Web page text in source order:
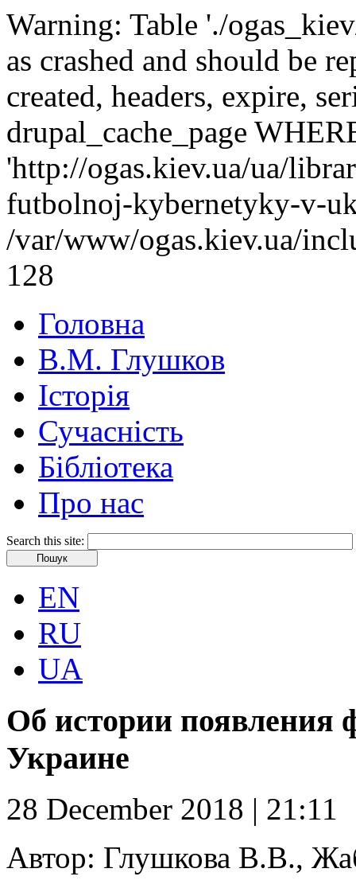
Warning: Table './
as crashed and should be
created, headers, expire,
drupal_cache_page
'http://ogas.kiev.ua/ua/
futbolnoj-kybernetyky-v-
/var/www/ogas.kiev.ua/
128
Головна
В.М. Глушков
Історія
Сучасність
Бібліотека
Про нас
Search this site:
EN
RU
UA
Об истории появления
Украине
28 December 2018 | 21:11
Автор: Глушкова В.В.,